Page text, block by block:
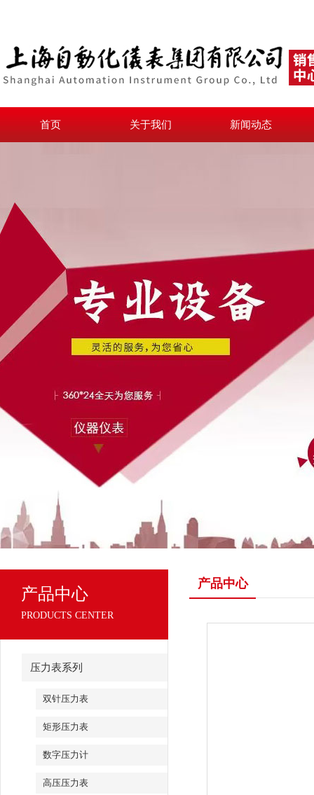
首页 关于我们 新闻动态
产品中心
PRODUCTS CENTER
压力表系列
双针压力表
矩形压力表
数字压力计
高压压力表
产品中心